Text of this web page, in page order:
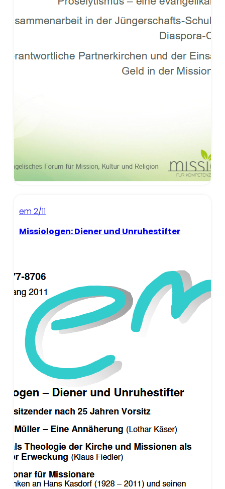
em 2/11
Missiologen: Diener und Unruhestifter